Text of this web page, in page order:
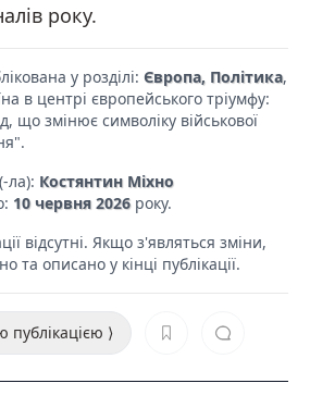
року.
у розділі: Європа, Політика,
в центрі європейського тріумфу:
що змінює символіку військової
ла): Костянтин Міхно
10 червня 2026року.
відсутні. Якщо з'являться зміни,
та описано у кінці публікації.
публікацією ⟩